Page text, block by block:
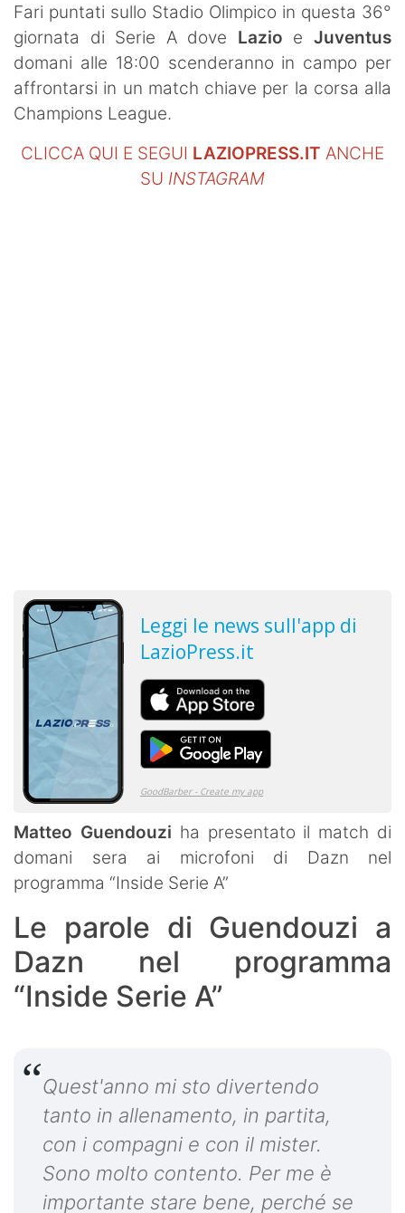
Fari puntati sullo Stadio Olimpico in questa 36°
giornata di Serie A dove Lazio eJuventus
domani alle 18:00 scenderanno in campo per
affrontarsi in un match chiave per la corsa alla
Champions League.
CLICCA QUI E SEGUI LAZIOPRESS.IT ANCHE
SU INSTAGRAM
Matteo Guendouzi ha presentato il match di
domani sera ai microfoni di Dazn nel
programma “Inside Serie A”
Le parole di Guendouzi a
Dazn nel programma
“Inside Serie A”
Quest'anno mi sto divertendo
tanto in allenamento, in partita,
con i compagni e con il mister.
Sono molto contento. Per me è
importante stare bene, perché se